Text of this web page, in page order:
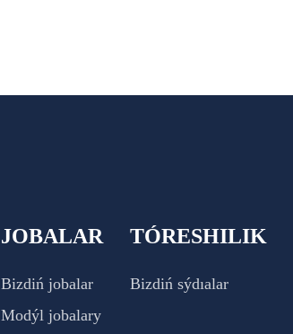
JOBALAR
Bizdiń jobalar
Modýl jobalary
TÓRESHILIK
Bizdiń sýdıalar